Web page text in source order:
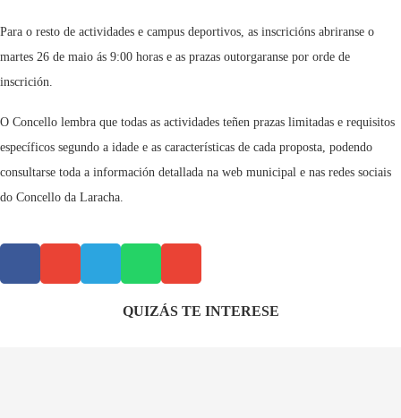
Para o resto de actividades e campus deportivos, as inscricións abriranse o
martes 26 de maio ás 9:00 horas e as prazas outorgaranse por orde de
inscrición.
O Concello lembra que todas as actividades teñen prazas limitadas e requisitos
específicos segundo a idade e as características de cada proposta, podendo
consultarse toda a información detallada na web municipal e nas redes sociais
do Concello da Laracha.
QUIZÁS TE INTERESE